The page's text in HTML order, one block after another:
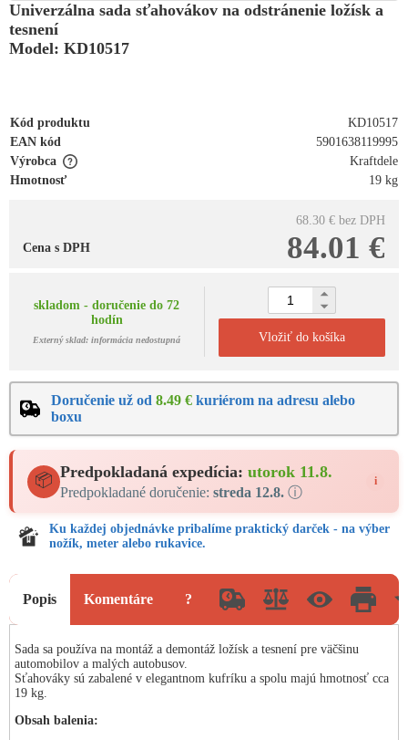
Univerzálna sada sťahovákov na odstránenie ložísk a
tesnení
Model: KD10517
Kód produktu
KD10517
EAN kód
5901638119995
Výrobca
Kraftdele
Hmotnosť
19 kg
68.30 € bez DPH
84.01 €
Cena s DPH
skladom - doručenie do 72
hodín
Externý sklad: informácia nedostupná Vložiť do košíka
Doručenie už od 8.49 € kuriérom na adresu alebo
boxu
📦 Predpokladaná expedícia: utorok 11.8.
Predpokladané doručenie: streda 12.8. ⓘ
i
Ku každej objednávke pribalíme praktický darček - na výber
nožík, meter alebo rukavice.
Popis Komentáre ?
Sada sa používa na montáž a demontáž ložísk a tesnení pre väčšinu
automobilov a malých autobusov.
Sťahováky sú zabalené v elegantnom kufríku a spolu majú hmotnosť cca
19 kg.
Obsah balenia: